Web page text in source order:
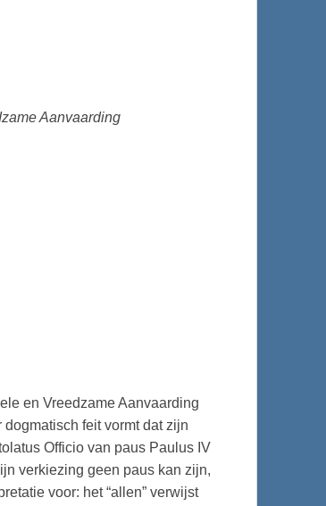
Aanvaarding
en Vreedzame Aanvaarding
feit vormt dat zijn
Officio van paus Paulus IV
verkiezing geen paus kan zijn,
voor: het “allen” verwijst